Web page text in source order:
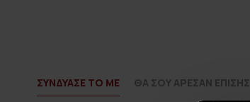
ΣΥΝΔΥΑΣΕ ΤΟ ΜΕ ΘΑ ΣΟΥ ΑΡΕΣΑΝ ΕΠΙΣΗΣ